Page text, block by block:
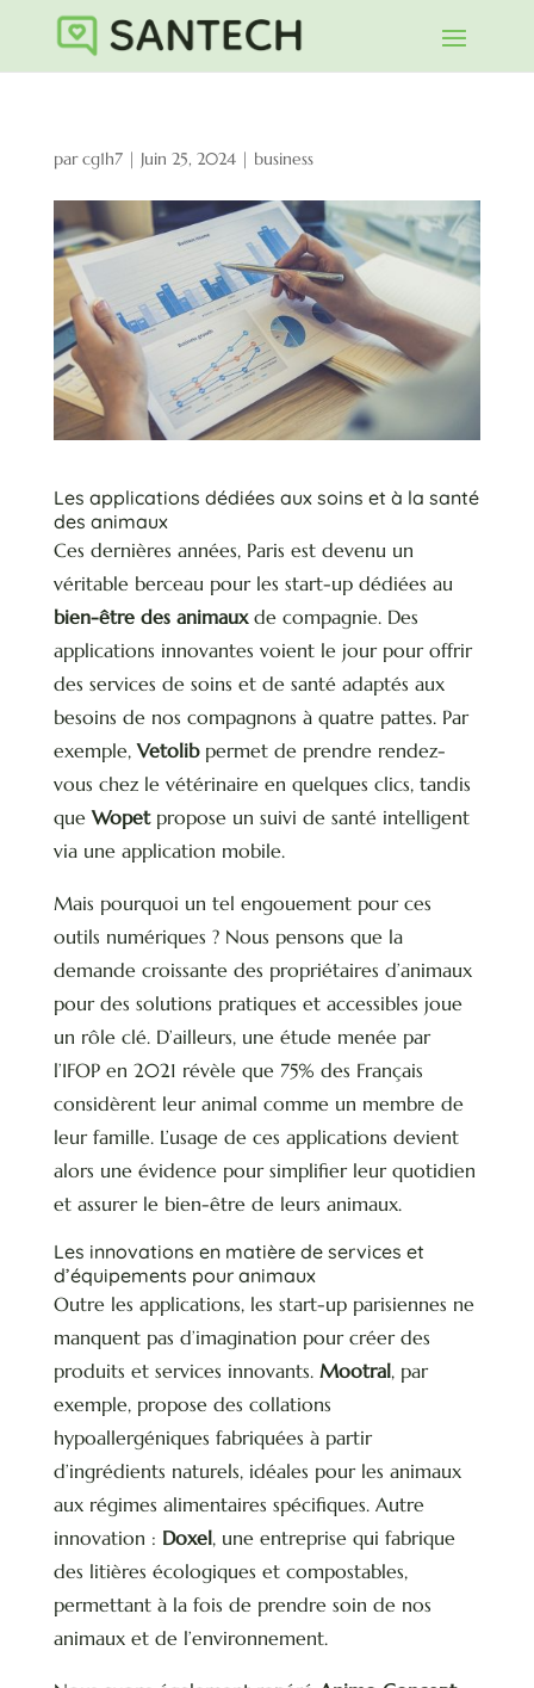
parcg1h7| Juin 25, 2024| business
Les applications dédiées aux soins et à la santé
des animaux
Ces dernières années, Paris est devenu un
véritable berceau pour les start-up dédiées au
bien-être des animauxde compagnie. Des
applications innovantes voient le jour pour offrir
des services de soins et de santé adaptés aux
besoins de nos compagnons à quatre pattes. Par
exemple,Vetolibpermet de prendre rendez-
vous chez le vétérinaire en quelques clics, tandis
queWopetpropose un suivi de santé intelligent
via une application mobile.
Mais pourquoi un tel engouement pour ces
outils numériques ? Nous pensons que la
demande croissante des propriétaires d’animaux
pour des solutions pratiques et accessibles joue
un rôle clé. D’ailleurs, une étude menée par
l’IFOP en 2021 révèle que 75% des Français
considèrent leur animal comme un membre de
leur famille. L’usage de ces applications devient
alors une évidence pour simplifier leur quotidien
et assurer le bien-être de leurs animaux.
Les innovations en matière de services et
d’équipements pour animaux
Outre les applications, les start-up parisiennes ne
manquent pas d’imagination pour créer des
produits et services innovants. Mootral, par
exemple, propose des collations
hypoallergéniques fabriquées à partir
d’ingrédients naturels, idéales pour les animaux
aux régimes alimentaires spécifiques. Autre
innovation : Doxel, une entreprise qui fabrique
des litières écologiques et compostables,
permettant à la fois de prendre soin de nos
animaux et de l’environnement.